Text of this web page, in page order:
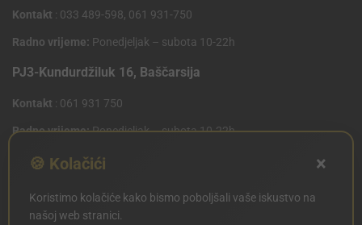
Kontakt : 033 489-598, 061 931-750
Radno vrijeme: Ponedjeljak – subota 10-22h
PJ3-Kundurdžiluk 16, Baščarsija
Kontakt : 061 931 750
Radno vrijeme:Ponedjeljak – subota 10-22h
PJ4 West Gate,Mostarsko raskrsce 10 (Penny Plus
Kontakt: 061 931 750
🍪 Kolačići ×
Koristimo kolačiće kako bismo poboljšali vaše iskustvo na
našoj web stranici.